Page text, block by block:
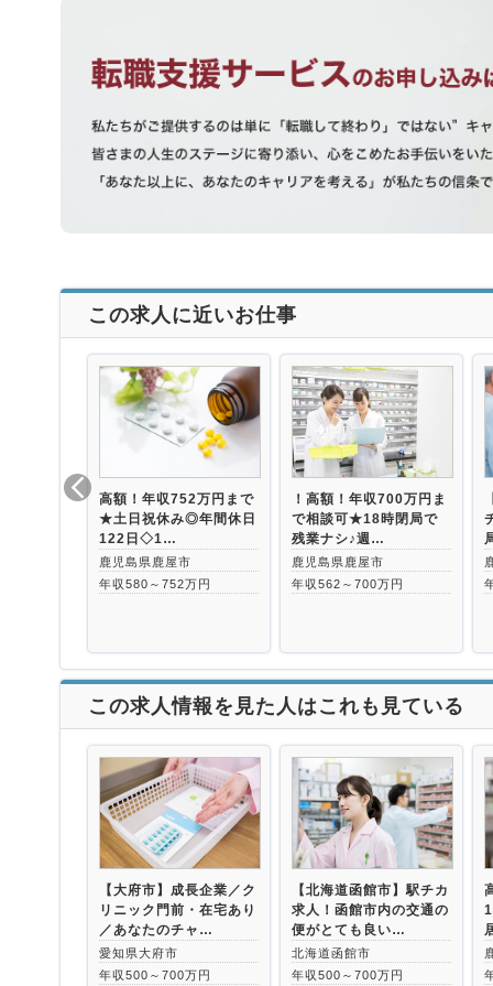
この求人に近いお仕事
高額！年収752万円まで
★土日祝休み◎年間休日
122日◇1…
鹿児島県鹿屋市
年収580～752万円
！高額！年収700万円ま
で相談可★18時閉局で
残業ナシ♪週…
鹿児島県鹿屋市
年収562～700万円
この求人情報を見た人はこれも見ている
【大府市】成長企業／ク
リニック門前・在宅あり
／あなたのチャ…
愛知県大府市
年収500～700万円
【北海道函館市】駅チカ
求人！函館市内の交通の
便がとても良い…
北海道函館市
年収500～700万円